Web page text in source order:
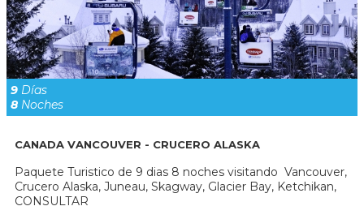
9 Días
8 Noches
CANADA VANCOUVER - CRUCERO ALASKA
Paquete Turistico de 9 dias 8 noches visitando Vancouver,
Crucero Alaska, Juneau, Skagway, Glacier Bay, Ketchikan,
CONSULTAR